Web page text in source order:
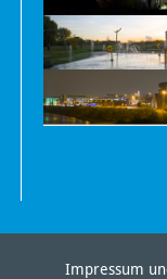
Impressum